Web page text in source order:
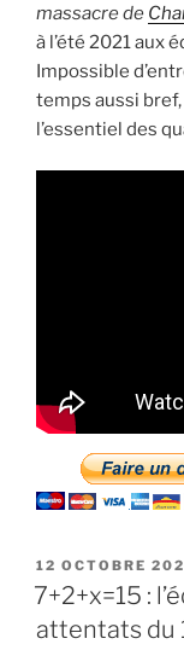
massacre de
à l’été 2021 aux
Impossible
temps aussi
l’essentiel des
PUBLIÉ
LE
12 OCTOBRE
7+2+x=15 :
attentats du